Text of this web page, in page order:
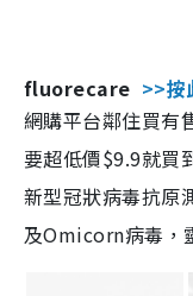
fluorecare >>按
網購平台鄰住買有
要超低價$9.9就買
新型冠狀病毒抗原
及Omicorn病毒，